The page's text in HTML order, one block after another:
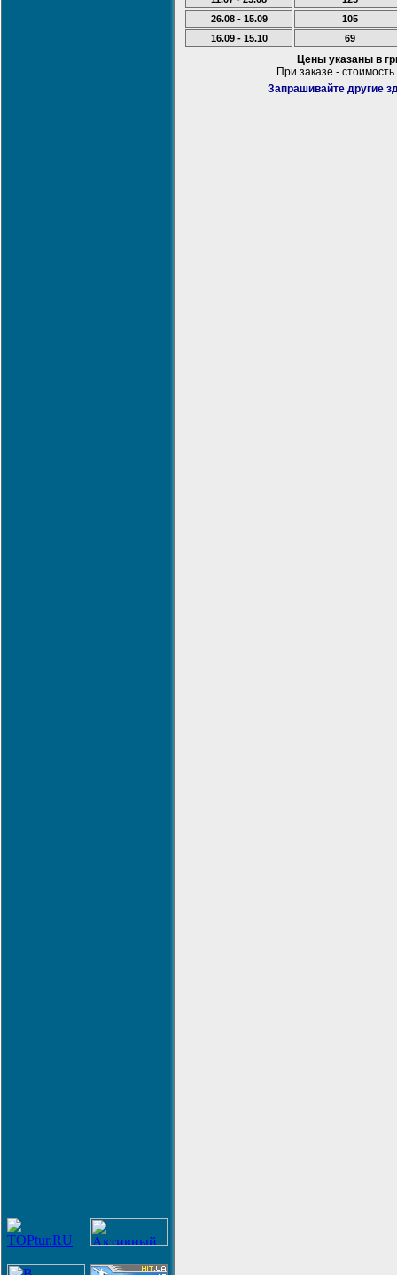
26.08 - 15.09
105
16.09 - 15.10
69
Цены указаны в
При заказе -
Запрашивайте другие